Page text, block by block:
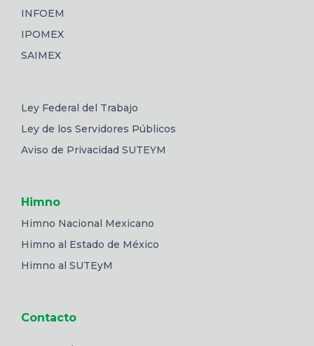
INFOEM
IPOMEX
SAIMEX
Ley Federal del Trabajo
Ley de los Servidores Públicos
Aviso de Privacidad SUTEYM
Himno
Himno Nacional Mexicano
Himno al Estado de México
Himno al SUTEyM
Contacto